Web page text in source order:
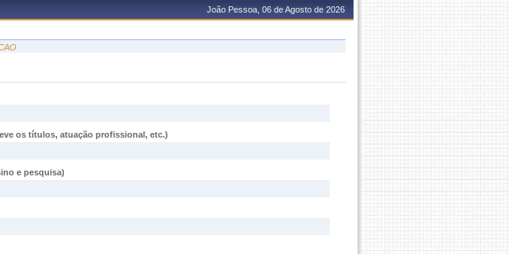
João Pessoa, 06 de Agosto de 2026
os títulos, atuação profissional, etc.)
e pesquisa)